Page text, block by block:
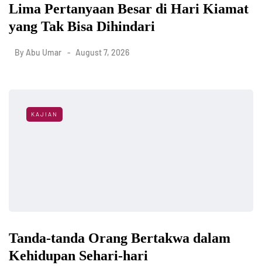
Lima Pertanyaan Besar di Hari Kiamat
yang Tak Bisa Dihindari
By Abu Umar August 7, 2026
KAJIAN
Tanda-tanda Orang Bertakwa dalam
Kehidupan Sehari-hari